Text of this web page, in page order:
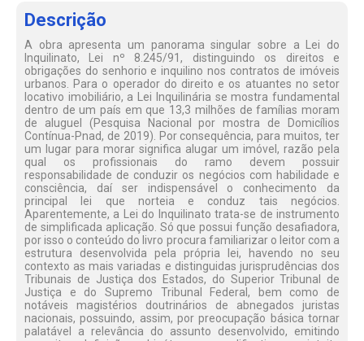
Descrição
A obra apresenta um panorama singular sobre a Lei do
Inquilinato, Lei nº 8.245/91, distinguindo os direitos e
obrigações do senhorio e inquilino nos contratos de imóveis
urbanos. Para o operador do direito e os atuantes no setor
locativo imobiliário, a Lei Inquilinária se mostra fundamental
dentro de um país em que 13,3 milhões de famílias moram
de aluguel (Pesquisa Nacional por mostra de Domicílios
Contínua-Pnad, de 2019). Por consequência, para muitos, ter
um lugar para morar significa alugar um imóvel, razão pela
qual os profissionais do ramo devem possuir
responsabilidade de conduzir os negócios com habilidade e
consciência, daí ser indispensável o conhecimento da
principal lei que norteia e conduz tais negócios.
Aparentemente, a Lei do Inquilinato trata-se de instrumento
de simplificada aplicação. Só que possui função desafiadora,
por isso o conteúdo do livro procura familiarizar o leitor com a
estrutura desenvolvida pela própria lei, havendo no seu
contexto as mais variadas e distinguidas jurisprudências dos
Tribunais de Justiça dos Estados, do Superior Tribunal de
Justiça e do Supremo Tribunal Federal, bem como de
notáveis magistérios doutrinários de abnegados juristas
nacionais, possuindo, assim, por preocupação básica tornar
palatável a relevância do assunto desenvolvido, emitindo